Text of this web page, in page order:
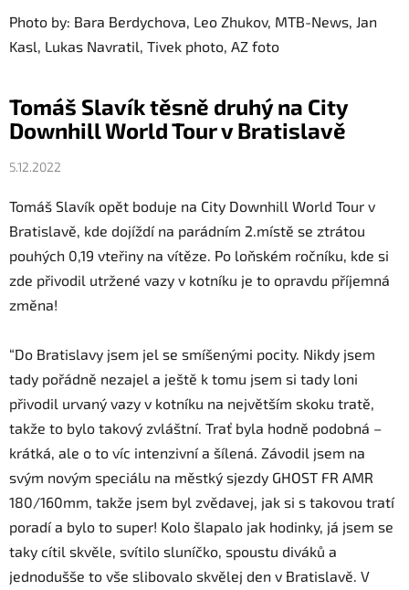
Photo by: Bara Berdychova, Leo Zhukov, MTB-News, Jan
Kasl, Lukas Navratil, Tivek photo, AZ foto
Tomáš Slavík těsně druhý na City
Downhill World Tour v Bratislavě
5.12.2022
Tomáš Slavík opět boduje na City Downhill World Tour v
Bratislavě, kde dojíždí na parádním 2.místě se ztrátou
pouhých 0,19 vteřiny na vítěze. Po loňském ročníku, kde si
zde přivodil utržené vazy v kotníku je to opravdu příjemná
změna!
“Do Bratislavy jsem jel se smíšenými pocity. Nikdy jsem
tady pořádně nezajel a ještě k tomu jsem si tady loni
přivodil urvaný vazy v kotníku na největším skoku tratě,
takže to bylo takový zvláštní. Trať byla hodně podobná –
krátká, ale o to víc intenzivní a šílená. Závodil jsem na
svým novým speciálu na městký sjezdy GHOST FR AMR
180/160mm, takže jsem byl zvědavej, jak si s takovou tratí
poradí a bylo to super! Kolo šlapalo jak hodinky, já jsem se
taky cítil skvěle, svítilo sluníčko, spoustu diváků a
jednodušše to vše slibovalo skvělej den v Bratislavě. V